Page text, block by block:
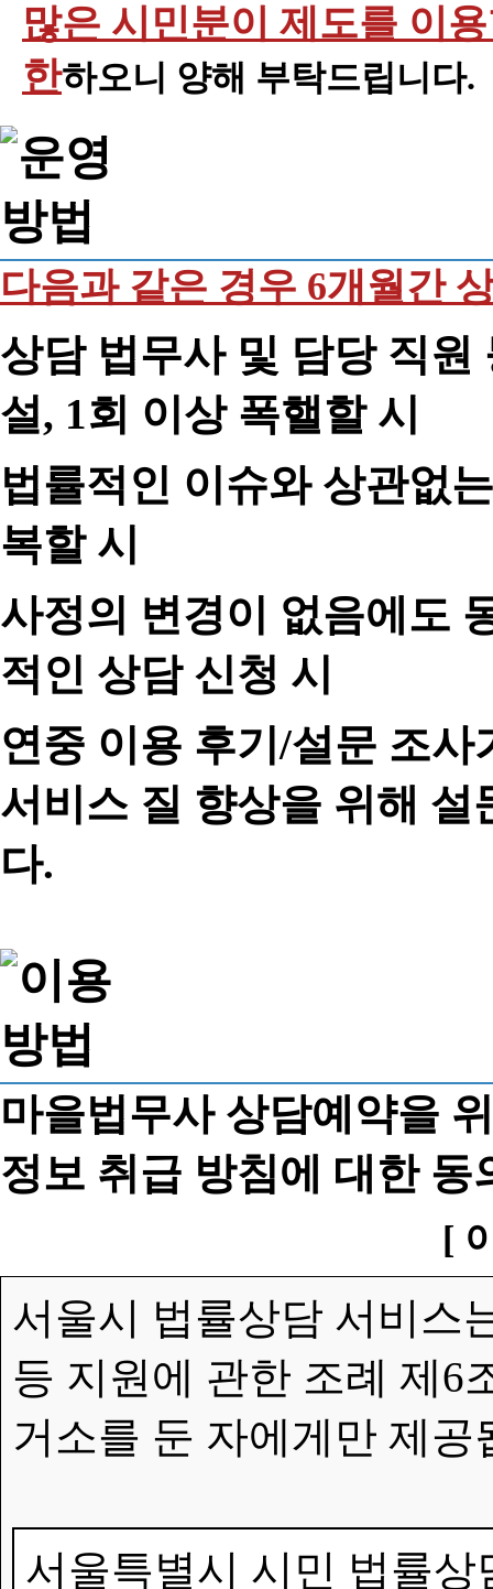
많은 시민분이 제도를 이
한하오니 양해 부탁드립니다.
다음과 같은 경우 6개월간
상담 법무사 및 담당 직원
설, 1회 이상 폭핼할 시
법률적인 이슈와 상관없
복할 시
사정의 변경이 없음에도
적인 상담 신청 시
연중 이용 후기/설문 조
서비스 질 향상을 위해
다.
마을법무사 상담예약을
정보 취급 방침에 대한 동
[
서울시 법률상담 서비스
등 지원에 관한 조례 제6
거소를 둔 자에게만 제공
서울특별시 시민 법률